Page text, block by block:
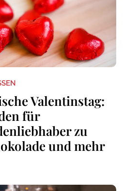
Valentinstag:
für
zu
und mehr